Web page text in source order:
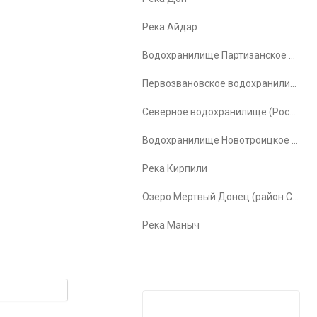
Река Айдар
Река Кирпили
Река Маныч